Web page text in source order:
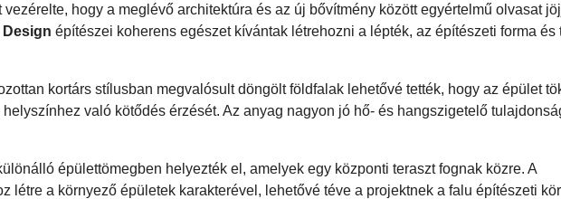
hogy a meglévő architektúra és az új bővítmény között egyértelmű olvasat
Design építészei koherens egészet kívántak létrehozni a lépték, az építészeti forma és
kortárs stílusban megvalósult döngölt földfalak lehetővé tették, hogy az épület
való kötődés érzését. Az anyag nagyon jó hő- és hangszigetelő
épülettömegben helyezték el, amelyek egy központi teraszt fognak közre. A
létre a környező épületek karakterével, lehetővé téve a projektnek a falu építészeti